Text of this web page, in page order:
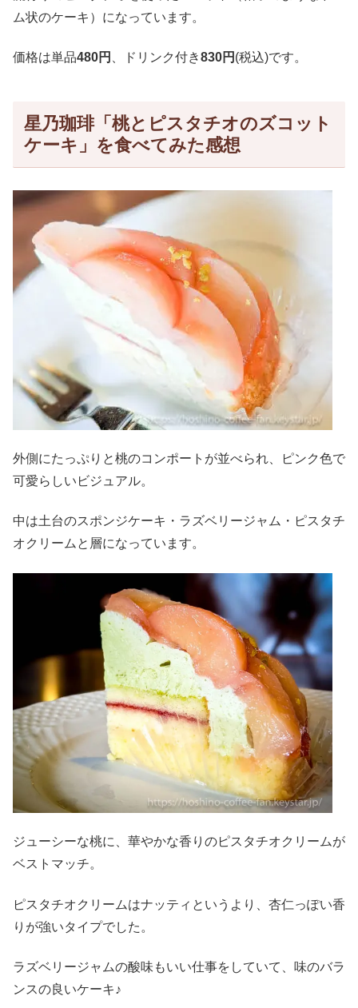
ム状のケーキ）になっています。
価格は単品480円 、ドリンク付き830円 (税込)です。
星乃珈琲「桃とピスタチオのズコット
ケーキ」を食べてみた感想
外側にたっぷりと桃のコンポートが並べられ、ピンク色で
可愛らしいビジュアル。
中は土台のスポンジケーキ・ラズベリージャム・ピスタチ
オクリームと層になっています。
ジューシーな桃に、華やかな香りのピスタチオクリームが
ベストマッチ。
ピスタチオクリームはナッティというより、杏仁っぽい香
りが強いタイプでした。
ラズベリージャムの酸味もいい仕事をしていて、味のバラ
ンスの良いケーキ♪